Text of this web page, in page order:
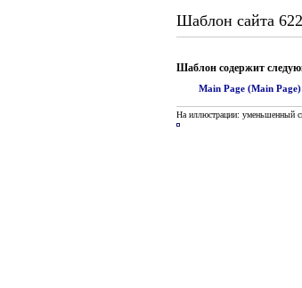
Шаблон сайта
Шаблон содержит
Main Page (Main Page)
На иллюстрации: уменьшенный